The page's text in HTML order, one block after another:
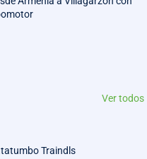
Ver todos
Traindls